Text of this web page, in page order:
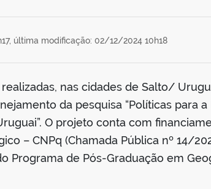
última modificação: 02/12/2024 10h18
nas cidades de Salto/
da pesquisa “Políticas para
O projeto conta com
– CNPq (Chamada Pública nº 14/
de Pós-Graduação em